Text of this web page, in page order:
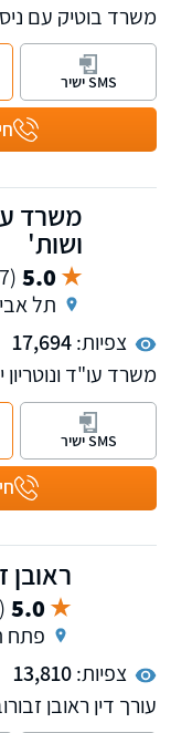
משרד בוטיק עם
מקרקעין וההוצאה
גירושין מורכבים
הילדים היא
עמכם פגישת ייעוץ.
SMS ישיר
משרד
ושות'
5.0 (7 ממליצים)
תל
צפיות:17,694
משרד עו"ד
המובילים בתחומו.
אזרחי-מסחרי-
ולקוחות פרטיים.
משרדנו ממוקם
ונותן את שירותיו
SMS ישיר
ראובן
5.0 (17 ממליצים)
פתח
צפיות:13,810
עורך דין ראובן